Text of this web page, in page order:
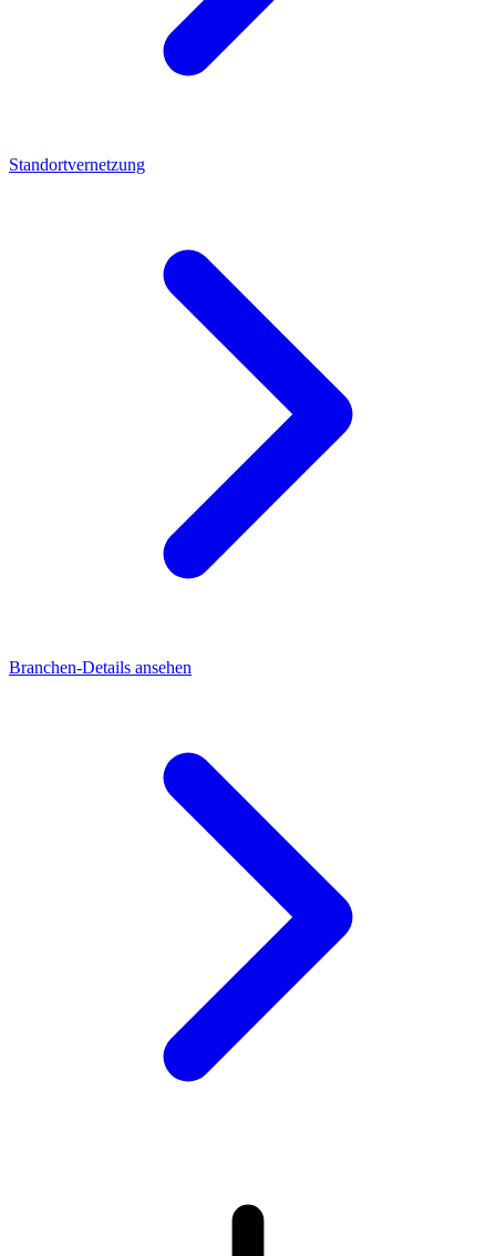
Standortvernetzung
Branchen-Details ansehen